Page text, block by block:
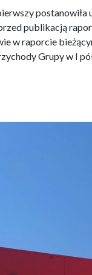
postanowiła
publikacją
w raporcie
Grupy w I